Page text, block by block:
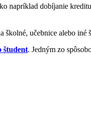
napríklad dobíjanie
školné, učebnice alebo iné
študent. Jedným zo